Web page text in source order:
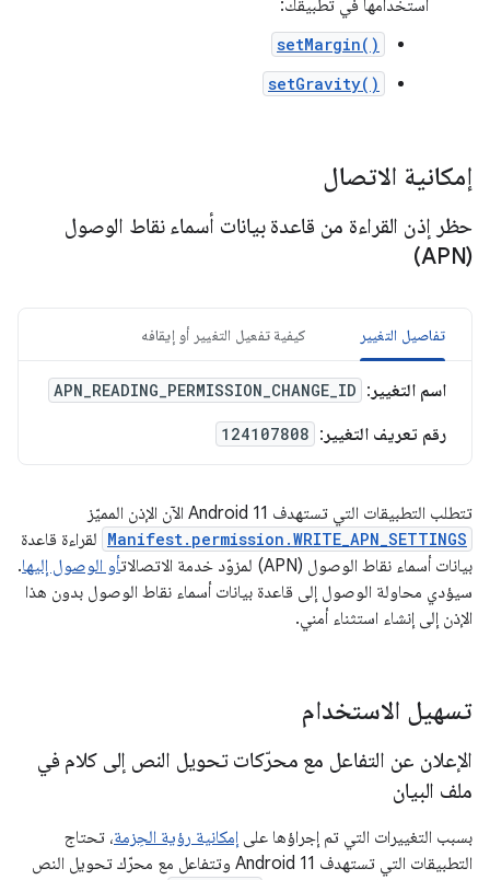
استخدامها في تطبيقك:
setMargin()
setGravity()
إمكانية الاتصال
حظر إذن القراءة من قاعدة بيانات أسماء نقاط الوصول
(APN)
تفاصيل التغيير كيفية تفعيل التغيير أو إيقافه
اسم التغيير :
APN_READING_PERMISSION_CHANGE_ID
رقم تعريف التغيير :
124107808
تتطلب التطبيقات التي تستهدف Android 11 الآن الإذن المميّز
Manifest.permission.WRITE_APN_SETTINGS لقراءة قاعدة
بيانات أسماء نقاط الوصول (APN) لمزوّد خدمة الاتصالات
أو الوصول إليها.
سيؤدي محاولة الوصول إلى قاعدة بيانات أسماء نقاط الوصول بدون هذا
الإذن إلى إنشاء استثناء أمني.
تسهيل الاستخدام
الإعلان عن التفاعل مع محرّكات تحويل النص إلى كلام في
ملف البيان
بسبب التغييرات التي تم إجراؤها على إمكانية رؤية الحِزمة، تحتاج
التطبيقات التي تستهدف Android 11 وتتفاعل مع محرّك تحويل النص